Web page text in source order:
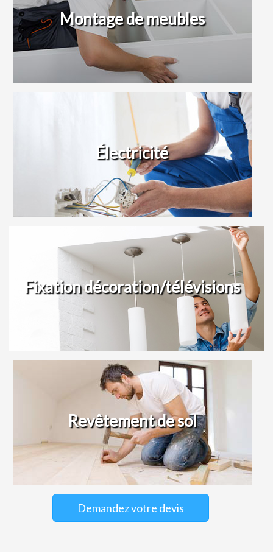
Montage de meubles
Électricité
Fixation décoration/télévisions
Revêtement de sol
Demandez votre devis